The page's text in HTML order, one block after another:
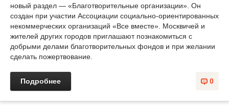
новый раздел — «Благотворительные организации». Он
создан при участии Ассоциации социально-ориентированных
некоммерческих организаций «Все вместе». Москвичей и
жителей других городов приглашают познакомиться с
добрыми делами благотворительных фондов и при желании
сделать пожертвование.
0
Подробнее